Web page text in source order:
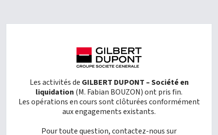
Les activités de GILBERT DUPONT – Société en
liquidation (M. Fabian BOUZON) ont pris fin.
Les opérations en cours sont clôturées conformément
aux engagements existants.
Pour toute question, contactez-nous sur